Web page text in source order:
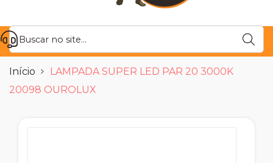
Início
LAMPADA SUPER LED PAR 20 3000K
20098 OUROLUX